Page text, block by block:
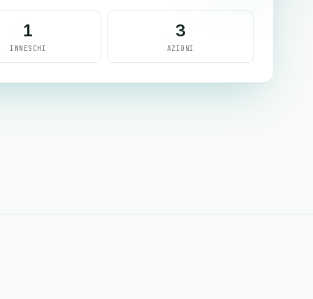
1
INNESCHI
3
AZIONI